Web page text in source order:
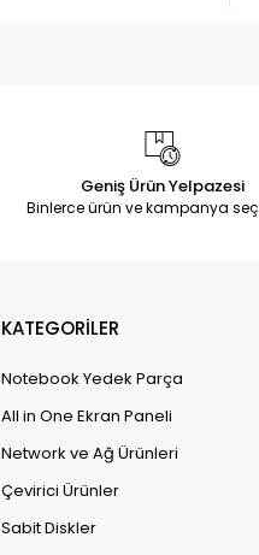
Geniş Ürün Yelpazesi
Binlerce ürün ve kampanya
KATEGORİLER
Notebook Yedek Parça
All in One Ekran Paneli
Network ve Ağ Ürünleri
Çevirici Ürünler
Sabit Diskler